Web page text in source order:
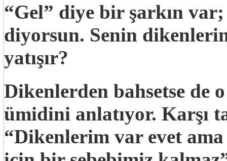
“Gel” diye bir şarkın
diyorsun. Senin
yatışır?
Dikenlerden bahsetse de
ümidini anlatıyor. Karşı
“Dikenlerim var evet